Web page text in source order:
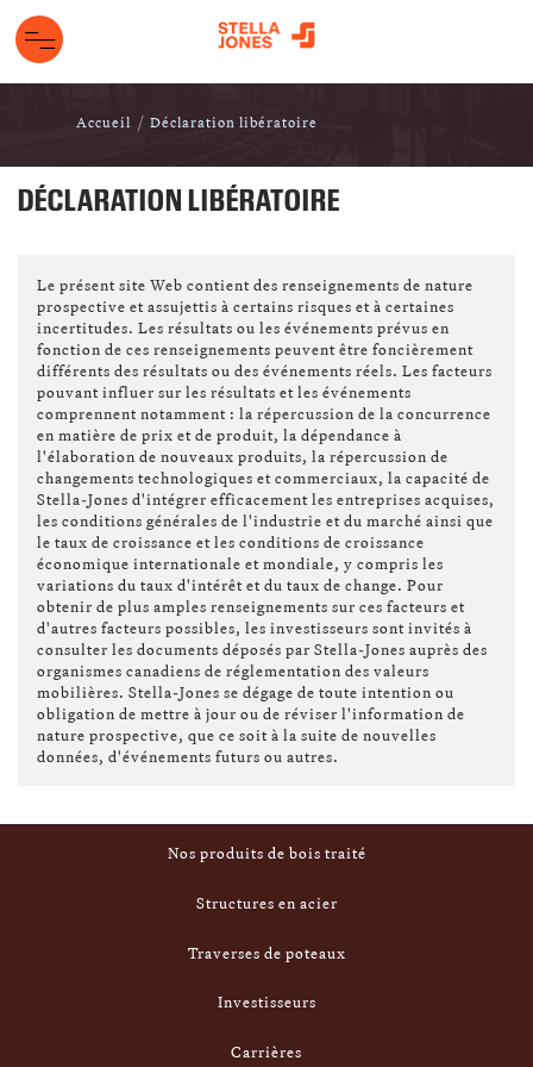
Accueil Déclaration libératoire
DÉCLARATION LIBÉRATOIRE
Le présent site Web contient des renseignements de nature
prospective et assujettis à certains risques et à certaines
incertitudes. Les résultats ou les événements prévus en
fonction de ces renseignements peuvent être foncièrement
différents des résultats ou des événements réels. Les facteurs
pouvant influer sur les résultats et les événements
comprennent notamment : la répercussion de la concurrence
en matière de prix et de produit, la dépendance à
l'élaboration de nouveaux produits, la répercussion de
changements technologiques et commerciaux, la capacité de
Stella-Jones d'intégrer efficacement les entreprises acquises,
les conditions générales de l'industrie et du marché ainsi que
le taux de croissance et les conditions de croissance
économique internationale et mondiale, y compris les
variations du taux d'intérêt et du taux de change. Pour
obtenir de plus amples renseignements sur ces facteurs et
d'autres facteurs possibles, les investisseurs sont invités à
consulter les documents déposés par Stella-Jones auprès des
organismes canadiens de réglementation des valeurs
mobilières. Stella-Jones se dégage de toute intention ou
obligation de mettre à jour ou de réviser l'information de
nature prospective, que ce soit à la suite de nouvelles
données, d'événements futurs ou autres.
Nos produits de bois traité
Structures en acier
Traverses de poteaux
Investisseurs
Carrières